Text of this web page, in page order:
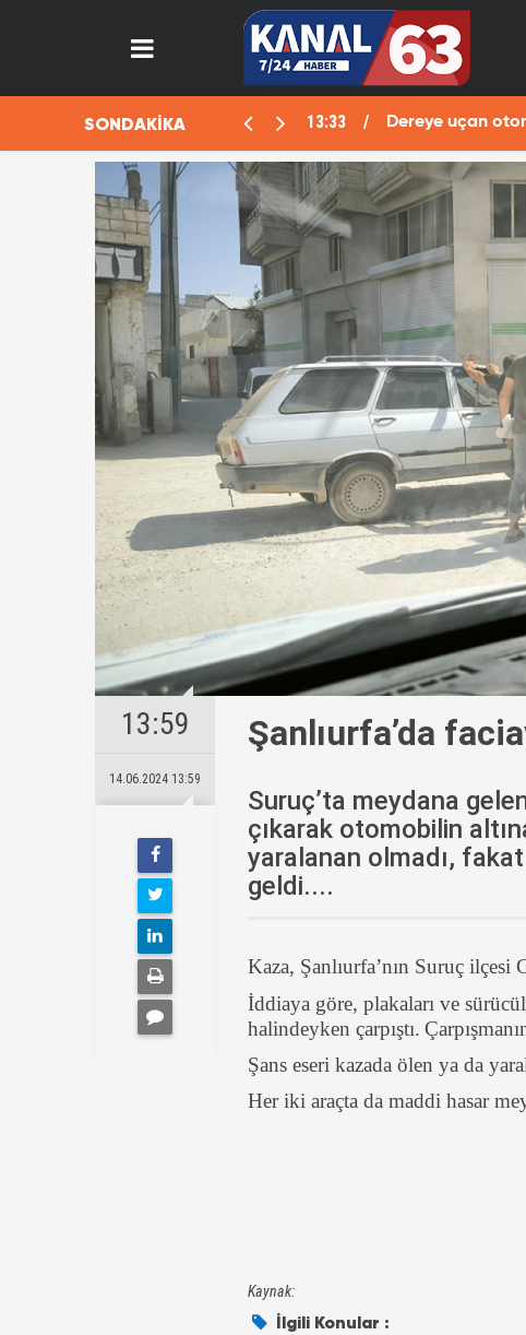
SONDAKİKA 13:33 Dereye uçan
13:59
14.06.2024 13:59
Şanlıurfa’da
Suruç’ta meydana
çıkarak otomobilin
yaralanan olmadı,
geldi....
Kaza, Şanlıurfa’nın Suruç
İddiaya göre, plakaları ve
halindeyken çarpıştı.
Şans eseri kazada ölen ya da
Her iki araçta da maddi hasar
Kaynak:
İlgili Konular :